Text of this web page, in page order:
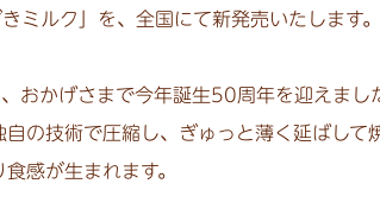
ミルク」を、全国にて新発売いたします。
かげさまで今年誕生50周年を迎えまし
の技術で圧縮し、ぎゅっと薄く延ばして
感が生まれます。